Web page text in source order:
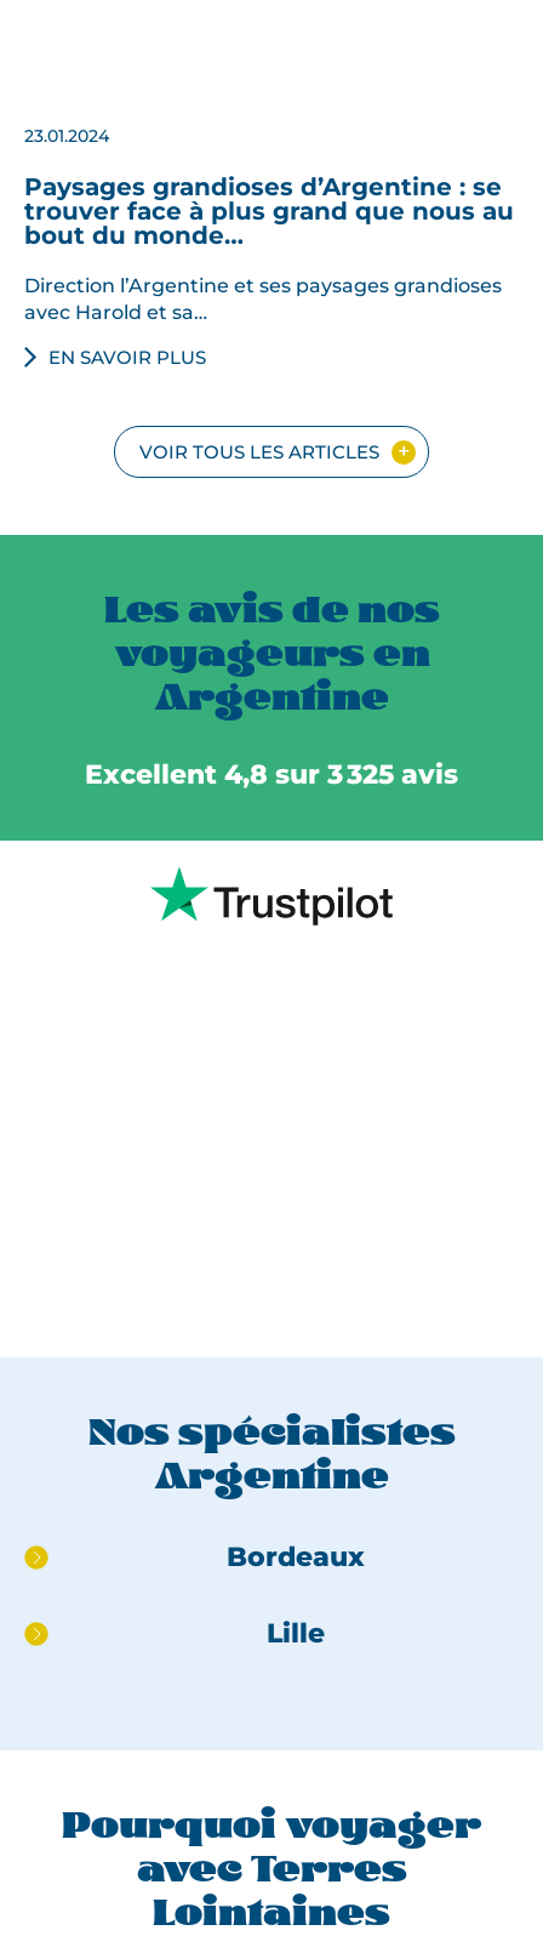
23.01.2024
Paysages grandioses d’Argentine : se
trouver face à plus grand que nous au
bout du monde…
Direction l’Argentine et ses paysages grandioses
avec Harold et sa…
EN SAVOIR PLUS
VOIR TOUS LES ARTICLES
Les avis de nos
voyageurs en
Argentine
Excellent 4,8 sur 3 325 avis
Nos spécialistes
Argentine
Aller
pied
Bordeaux
Lille
Pourquoi voyager
avec Terres
Lointaines